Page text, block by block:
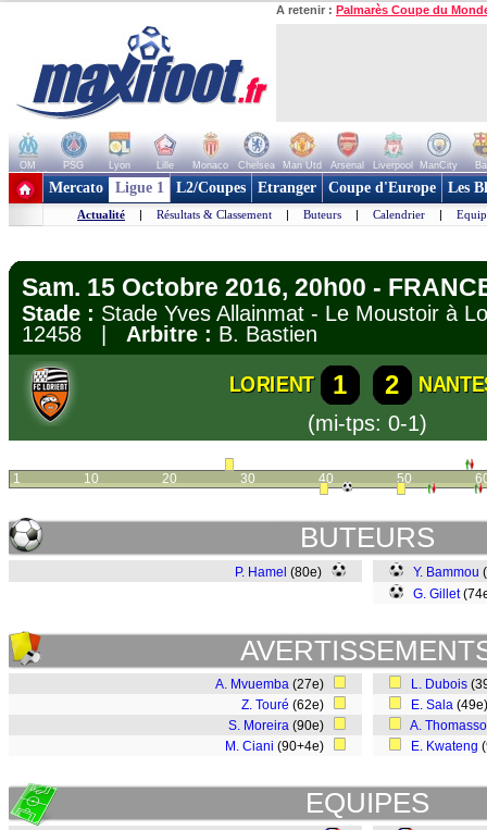
A retenir : Palmarès Coupe du
OM PSG Lyon Lille Monaco Chelsea Man Utd Arsenal Liverpool ManCity
+ de clubs
Mercato Ligue 1 L2/Coupes Etranger Coupe d'Europe Les
Actualité | Résultats & Classement | Buteurs | Calendrier |
Sam. 15 Octobre 2016, 20h00 -
Stade : Stade Yves Allainmat - Le Moustoir
12458 | Arbitre : B. Bastien
LORIENT 1 2
(mi-tps: 0-1)
1 10 20 30 40 50
BUTEURS
P. Hamel (80e) Y. Bammou
G. Gillet
A. Mvuemba (27e)
Z. Touré (62e)
S. Moreira (90e)
M. Ciani (90+4e)
L. Dubois
E. Sala
A.
E. Kwateng
EQUIPES